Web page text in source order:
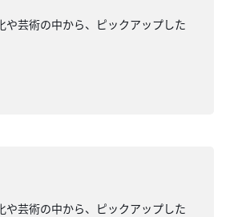
や芸術の中から、ピックアップした
や芸術の中から、ピックアップした